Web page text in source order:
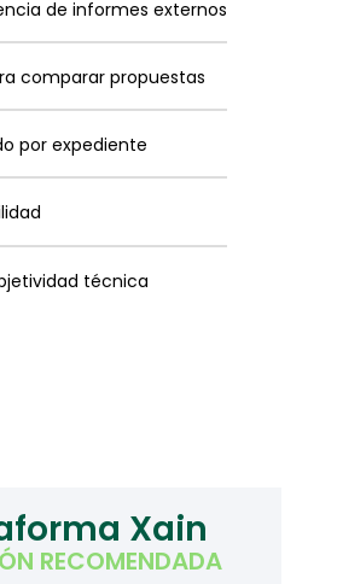
de informes externos
comparar propuestas
por expediente
técnica
Xain
RECOMENDADA